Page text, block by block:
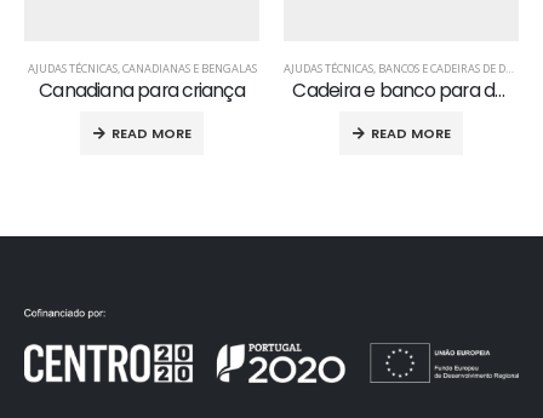
AJUDAS TÉCNICAS,CANADIANAS E BENGALAS
Canadiana para criança
READ MORE
AJUDAS TÉCNICAS, BANCOS E CADEIRAS DE DUCHE
Cadeira e banco para duche
READ MORE